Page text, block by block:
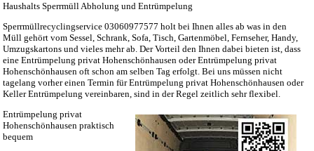
Haushalts Sperrmüll Abholung und Entrümpelung
Sperrmüllrecyclingservice 03060977577 holt bei Ihnen alles ab was in den
Müll gehört vom Sessel, Schrank, Sofa, Tisch, Gartenmöbel, Fernseher, Handy,
Umzugskartons und vieles mehr ab. Der Vorteil den Ihnen dabei bieten ist, dass
eine Entrümpelung privat Hohenschönhausen oder Entrümpelung privat
Hohenschönhausen oft schon am selben Tag erfolgt. Bei uns müssen nicht
tagelang vorher einen Termin für Entrümpelung privat Hohenschönhausen oder
Keller Entrümpelung vereinbaren, sind in der Regel zeitlich sehr flexibel.
Entrümpelung privat
Hohenschönhausen praktisch
bequem